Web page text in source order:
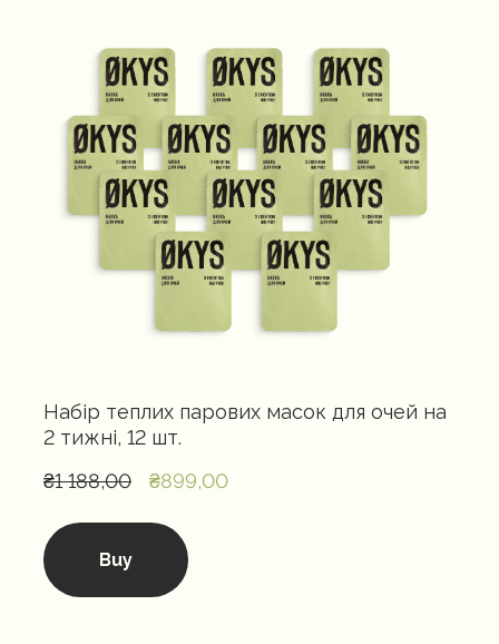
Набір теплих парових масок для очей на
2 тижні, 12 шт.
₴1 188,00
₴899,00
Buy